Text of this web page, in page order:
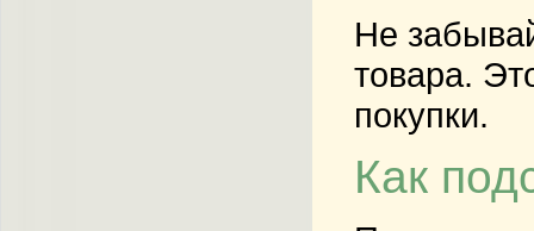
Не
товара.
покупки.
Как